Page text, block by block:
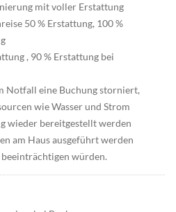
mit voller Erstattung
50 % Erstattung, 100 %
, 90 % Erstattung bei
Notfall eine Buchung storniert,
wie Wasser und Strom
wieder bereitgestellt werden
am Haus ausgeführt werden
würden.